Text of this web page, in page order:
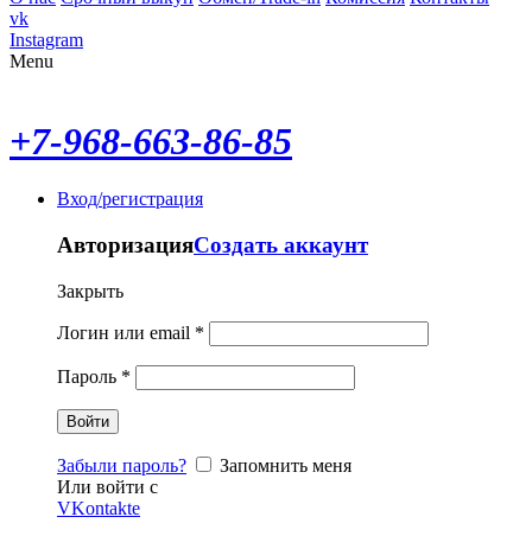
vk
Instagram
Menu
+7-968-663-86-85
Вход/регистрация
АвторизацияСоздать аккаунт
Закрыть
Логин или email *
Пароль *
Забыли пароль?
Запомнить меня
Или войти с
VKontakte